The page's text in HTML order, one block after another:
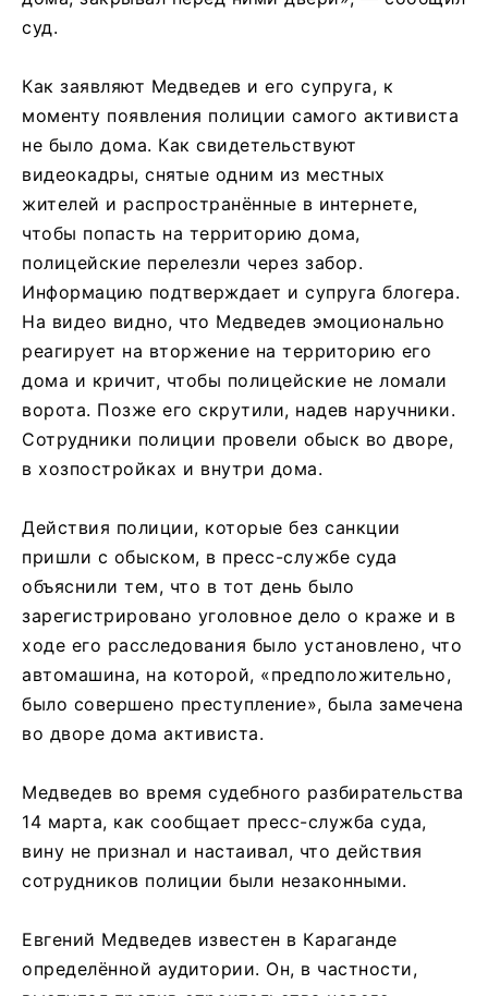
суд.
Как заявляют Медведев и его супруга, к
моменту появления полиции самого активиста
не было дома. Как свидетельствуют
видеокадры, снятые одним из местных
жителей и распространённые в интернете,
чтобы попасть на территорию дома,
полицейские перелезли через забор.
Информацию подтверждает и супруга блогера.
На видео видно, что Медведев эмоционально
реагирует на вторжение на территорию его
дома и кричит, чтобы полицейские не ломали
ворота. Позже его скрутили, надев наручники.
Сотрудники полиции провели обыск во дворе,
в хозпостройках и внутри дома.
Действия полиции, которые без санкции
пришли с обыском, в пресс-службе суда
объяснили тем, что в тот день было
зарегистрировано уголовное дело о краже и в
ходе его расследования было установлено, что
автомашина, на которой, «предположительно,
было совершено преступление», была замечена
во дворе дома активиста.
Медведев во время судебного разбирательства
14 марта, как сообщает пресс-служба суда,
вину не признал и настаивал, что действия
сотрудников полиции были незаконными.
Евгений Медведев известен в Караганде
определённой аудитории. Он, в частности,